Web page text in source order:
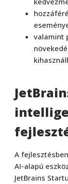
valamint
A
AI-alapú
JetBrains